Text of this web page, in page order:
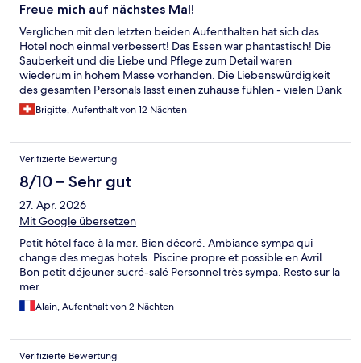
Freue mich auf nächstes Mal!
Verglichen mit den letzten beiden Aufenthalten hat sich das
Hotel noch einmal verbessert! Das Essen war phantastisch! Die
Sauberkeit und die Liebe und Pflege zum Detail waren
wiederum in hohem Masse vorhanden. Die Liebenswürdigkeit
des gesamten Personals lässt einen zuhause fühlen - vielen Dank
an alle!Brigitte, Aufenthalt von 12 Nächten
Verifizierte Bewertung
8/10 – Sehr gut
27. Apr. 2026
Mit Google übersetzen
Petit hôtel face à la mer. Bien décoré. Ambiance sympa qui
change des megas hotels. Piscine propre et possible en Avril.
Bon petit déjeuner sucré-salé Personnel très sympa. Resto sur la
mer
Alain, Aufenthalt von 2 Nächten
Verifizierte Bewertung